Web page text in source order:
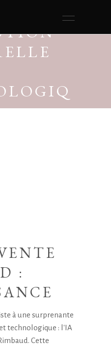
:
à une surprenante
technologique : l'IA
Cette